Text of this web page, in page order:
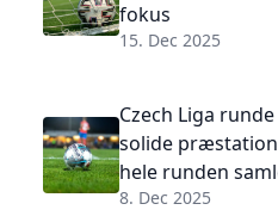
fokus
15. Dec 2025
Czech Liga
solide
hele runden
8. Dec 2025